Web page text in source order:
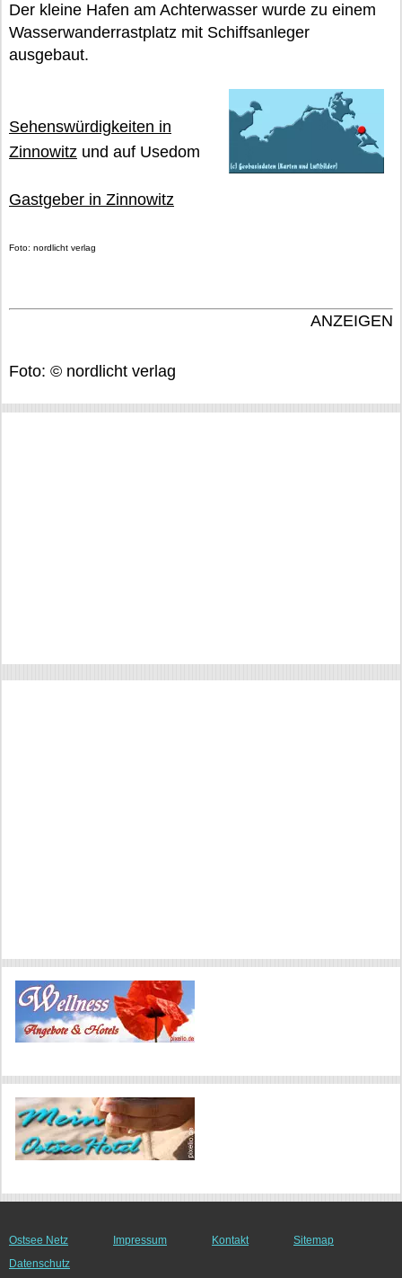
Der kleine Hafen am Achterwasser wurde zu einem
Wasserwanderrastplatz mit Schiffsanleger
ausgebaut.
Sehenswürdigkeiten in
Zinnowitz und auf Usedom
Gastgeber in Zinnowitz
Foto: nordlicht verlag
ANZEIGEN
Foto: © nordlicht verlag
Ostsee Netz Impressum Kontakt
Sitemap
Datenschutz